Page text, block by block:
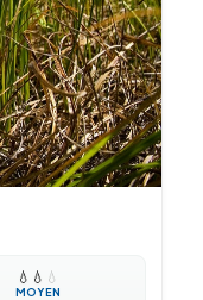
💧 💧 💧
MOYEN